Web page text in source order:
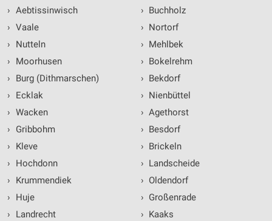
› Aebtissinwisch
› Vaale
›
Nutteln
›
Moorhusen
›
Burg (Dithmarschen)
›
Ecklak
› Wacken
›
Gribbohm
›
Kleve
›
Hochdonn
›
Krummendiek
›
Huje
›
Landrecht
› Buchholz
› Nortorf
› Mehlbek
› Bokelrehm
› Bekdorf
› Nienbüttel
› Agethorst
› Besdorf
› Brickeln
› Landscheide
› Oldendorf
› Großenrade
› Kaaks